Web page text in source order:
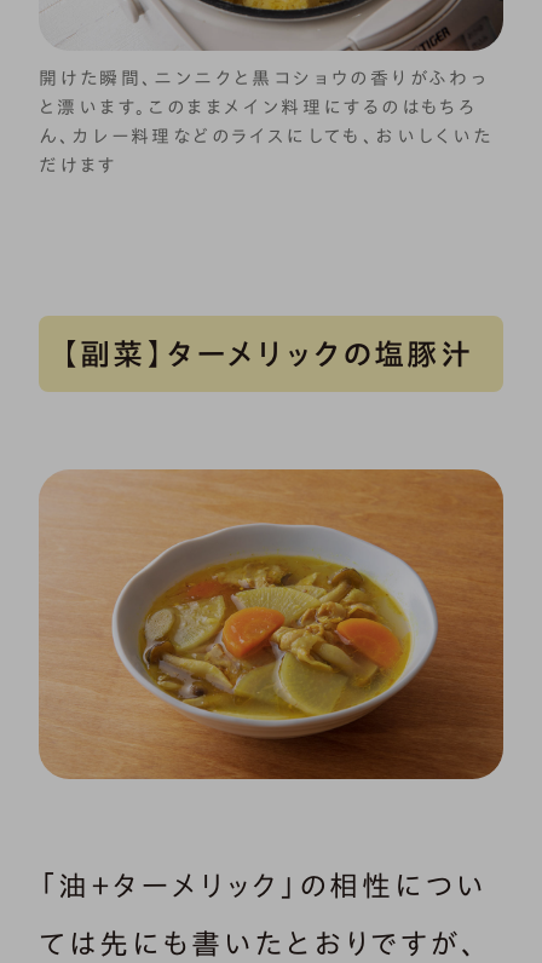
開けた瞬間、ニンニクと黒コショウの香りがふわっ
と漂います。このままメイン料理にするのはもちろ
ん、カレー料理などのライスにしても、おいしくいた
だけます
【副菜】ターメリックの塩豚汁
「油＋ターメリック」の相性につい
ては先にも書いたとおりですが、